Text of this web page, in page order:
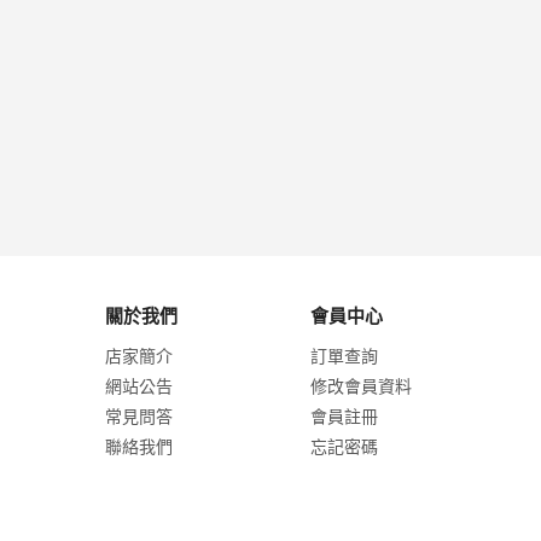
關於我們
店家簡介
網站公告
常見問答
聯絡我們
會員中心
訂單查詢
修改會員資料
會員註冊
忘記密碼